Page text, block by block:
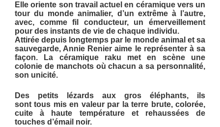
Elle oriente son travail actuel en céramique vers un
tour du monde animalier, d’un extrême à l’autre,
avec, comme fil conducteur, un émerveillement
pour des instants de vie de chaque individu.
Attirée depuis longtemps par le monde animal et sa
sauvegarde, Annie Renier aime le représenter à sa
façon. La céramique raku met en scène une
colonie de manchots où chacun a sa personnalité,
son unicité.
Des petits lézards aux gros éléphants, ils
sonttous mis en valeur par la terre brute, colorée,
cuite à haute température et rehaussées de
touches d’émail noir.